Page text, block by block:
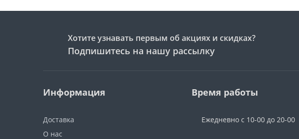
Хотите узнавать первым об акциях и скидках?
Подпишитесь на нашу рассылку
Информация
Доставка
О нас
Время работы
Ежедневно с 10-00 до 20-00